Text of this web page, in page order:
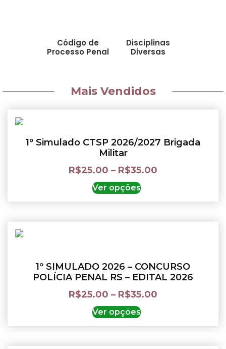
Código de
Processo Penal
Disciplinas
Diversas
Mais Vendidos
1º Simulado CTSP 2026/2027 Brigada
Militar
R$25.00 – R$35.00
Ver opções
1º SIMULADO 2026 – CONCURSO
POLÍCIA PENAL RS – EDITAL 2026
R$25.00 – R$35.00
Ver opções